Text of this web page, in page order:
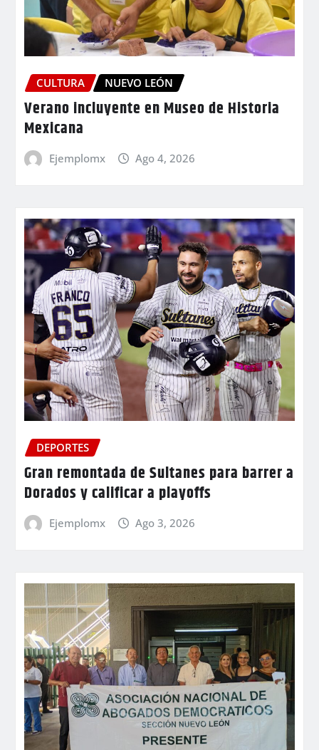
CULTURA NUEVO LEÓN
Verano incluyente en Museo de Historia
Mexicana
Ejemplomx Ago 4, 2026
DEPORTES
Gran remontada de Sultanes para barrer a
Dorados y calificar a playoffs
Ejemplomx Ago 3, 2026